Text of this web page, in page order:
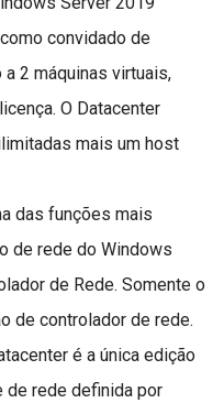
convidado de
2 máquinas virtuais,
O Datacenter
mais um host
das funções mais
de rede do Windows
de Rede. Somente o
de controlador de rede.
é a única edição
de rede definida por